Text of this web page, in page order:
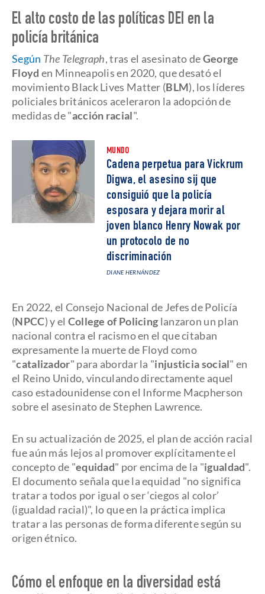
El alto costo de las políticas DEI en la
policía británica
Según The Telegraph, tras el asesinato deGeorge
Floyd en Minneapolis en 2020, que desató el
movimiento Black Lives Matter (BLM), los líderes
policiales británicos aceleraron la adopción de
medidas de "acción racial".
MUNDO
Cadena perpetua para Vickrum
Digwa, el asesino sij que
consiguió que la policía
esposara y dejara morir al
joven blanco Henry Nowak por
un protocolo de no
discriminación
DIANE HERNÁNDEZ
En 2022, el Consejo Nacional de Jefes de Policía
(NPCC) y el College of Policing lanzaron un plan
nacional contra el racismo en el que citaban
expresamente la muerte de Floyd como
"catalizador" para abordar la "injusticia social" en
el Reino Unido, vinculando directamente aquel
caso estadounidense con el Informe Macpherson
sobre el asesinato de Stephen Lawrence.
En su actualización de 2025, el plan de acción racial
fue aún más lejos al promover explícitamente el
concepto de "equidad" por encima de la "igualdad".
El documento señala que la equidad "no significa
tratar a todos por igual o ser ‘ciegos al color’
(igualdad racial)", lo que en la práctica implica
tratar a las personas de forma diferente según su
origen étnico.
Cómo el enfoque en la diversidad está